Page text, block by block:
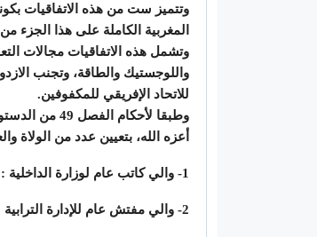
وتتميز ست من هذه الاتفاقيات
المغربية الكاملة على هذا الجزء
وتشمل هذه الاتفاقيات مجالات
واللوجستيك والطاقة، وتجنب
للاتحاد الإفريقي للمكفوفين.
وطبقا
أعزه الله، بتعيين عدد من الولاة
1- والي كاتب عام لوزارة الداخلية : السيد سمير محمد تازي
2- والي مفتش عام للإدارة الترابية : السيد محمد فوزي